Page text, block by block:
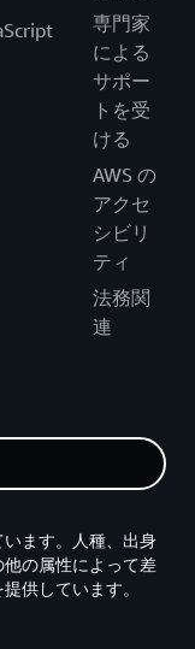
専門家
による
サポー
トを受
ける
AWS の
アクセ
シビリ
ティ
法務関
連
ます。人種、出身
の属性によって差
供しています。